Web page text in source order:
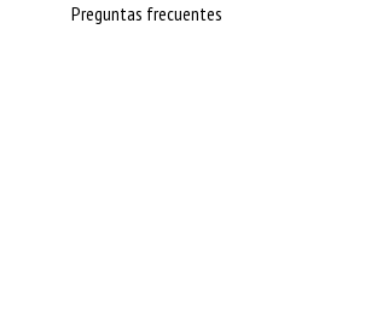
Preguntas frecuentes